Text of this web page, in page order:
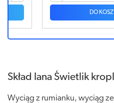
DO
Skład Iana Świetlik
Wyciąg z rumianku, wyciąg